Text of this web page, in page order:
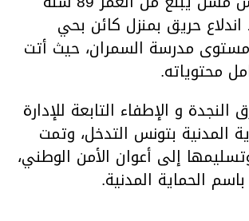
حريق بمنزل كائن بحي
1 على مستوى مدرسة السمران، حيث أتت
محتوياته.
و الإطفاء التابعة للإدارة
المدنية بتونس التدخل، وتمت
إلى أعوان الأمن الوطني،
الحماية المدنية.